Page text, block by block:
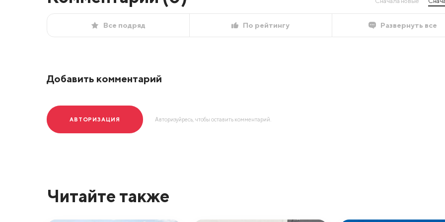
Все подряд По рейтингу Развернуть все
Добавить комментарий
АВТОРИЗАЦИЯ Авторизуйресь, чтобы оставить комментарий.
Читайте также